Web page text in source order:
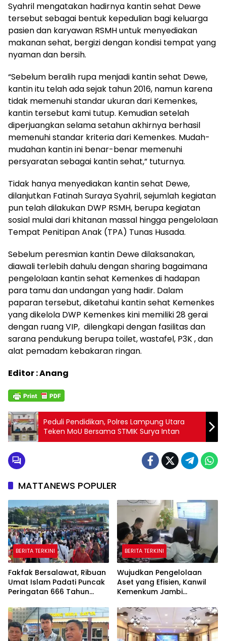
Syahril mengatakan hadirnya kantin sehat Dewe
tersebut sebagai bentuk kepedulian bagi keluarga
pasien dan karyawan RSMH untuk menyediakan
makanan sehat, bergizi dengan kondisi tempat yang
nyaman dan bersih.
“Sebelum beralih rupa menjadi kantin sehat Dewe,
kantin itu telah ada sejak tahun 2016, namun karena
tidak memenuhi standar ukuran dari Kemenkes,
kantin tersebut kami tutup. Kemudian setelah
diperjuangkan selama setahun akhirnya berhasil
memenuhi standar kriteria dari Kemenkes. Mudah-
mudahan kantin ini benar-benar memenuhi
persyaratan sebagai kantin sehat,” tuturnya.
Tidak hanya menyediakan kantin sehat Dewe,
dilanjutkan Fatinah Suraya Syahril, sejumlah kegiatan
pun telah dilakukan DWP RSMH, berupa kegiatan
sosial mulai dari khitanan massal hingga pengelolaan
Tempat Penitipan Anak (TPA) Tunas Husada.
Sebelum peresmian kantin Dewe dilaksanakan,
diawali terlebih dahulu dengan sharing bagaimana
pengelolaan kantin sehat Kemenkes di hadapan
para tamu dan undangan yang hadir. Dalam
paparan tersebut, diketahui kantin sehat Kemenkes
yang dikelola DWP Kemenkes kini memiliki 28 gerai
dengan ruang VIP, dilengkapi dengan fasilitas dan
sarana pendukung berupa toilet, wastafel, P3K , dan
alat pemadam kebakaran ringan.
Editor : Anang
Peduli Pendidikan, Polres Lampung Utara
Teken MoU Bersama STMIK Surya Intan
MATTANEWS POPULER
BERITA TERKINI
Fakfak Bersalawat, Ribuan
Umat Islam Padati Puncak
Peringatan 666 Tahun
BERITA TERKINI
Wujudkan Pengelolaan
Aset yang Efisien, Kanwil
Kemenkum Jambi
Secara Transparan